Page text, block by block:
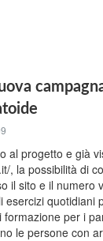
al progetto e già
, la possibilità di
il sito e il numero
esercizi quotidiani
formazione per i
le persone con